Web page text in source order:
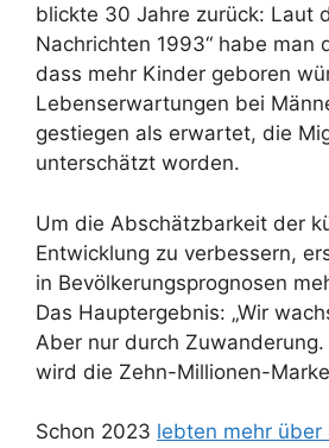
blickte 30 Jahre zurück: Laut
Nachrichten 1993“ habe man
dass mehr Kinder geboren
Lebenserwartungen bei
gestiegen als erwartet, die
unterschätzt worden.
Um die Abschätzbarkeit der
Entwicklung zu verbessern,
in Bevölkerungsprognosen
Das Hauptergebnis: „Wir
Aber nur durch
wird die Zehn-Millionen-
Schon 2023 lebten mehr über